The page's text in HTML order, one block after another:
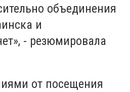
объединения
и
- резюмировала
от посещения